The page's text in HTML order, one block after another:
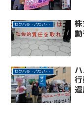
セクハラ・パワハラ許さない！
セクハラ・パワハラ許さない！